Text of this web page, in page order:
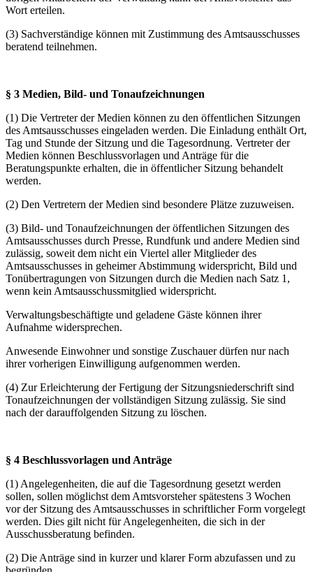
Wort erteilen.
(3) Sachverständige können mit Zustimmung des Amtsausschusses
beratend teilnehmen.
§ 3 Medien, Bild- und Tonaufzeichnungen
(1) Die Vertreter der Medien können zu den öffentlichen Sitzungen
des Amtsausschusses eingeladen werden. Die Einladung enthält Ort,
Tag und Stunde der Sitzung und die Tagesordnung. Vertreter der
Medien können Beschlussvorlagen und Anträge für die
Beratungspunkte erhalten, die in öffentlicher Sitzung behandelt
werden.
(2) Den Vertretern der Medien sind besondere Plätze zuzuweisen.
(3) Bild- und Tonaufzeichnungen der öffentlichen Sitzungen des
Amtsausschusses durch Presse, Rundfunk und andere Medien sind
zulässig, soweit dem nicht ein Viertel aller Mitglieder des
Amtsausschusses in geheimer Abstimmung widerspricht, Bild und
Tonübertragungen von Sitzungen durch die Medien nach Satz 1,
wenn kein Amtsausschussmitglied widerspricht.
Verwaltungsbeschäftigte und geladene Gäste können ihrer
Aufnahme widersprechen.
Anwesende Einwohner und sonstige Zuschauer dürfen nur nach
ihrer vorherigen Einwilligung aufgenommen werden.
(4) Zur Erleichterung der Fertigung der Sitzungsniederschrift sind
Tonaufzeichnungen der vollständigen Sitzung zulässig. Sie sind
nach der darauffolgenden Sitzung zu löschen.
§ 4 Beschlussvorlagen und Anträge
(1) Angelegenheiten, die auf die Tagesordnung gesetzt werden
sollen, sollen möglichst dem Amtsvorsteher spätestens 3 Wochen
vor der Sitzung des Amtsausschusses in schriftlicher Form vorgelegt
werden. Dies gilt nicht für Angelegenheiten, die sich in der
Ausschussberatung befinden.
(2) Die Anträge sind in kurzer und klarer Form abzufassen und zu